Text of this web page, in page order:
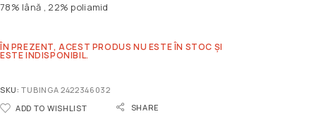
78% lână , 22% poliamid
ÎN PREZENT, ACEST PRODUS NU ESTE ÎN STOC ȘI
ESTE INDISPONIBIL.
SKU:TUBINGA 2422346032
ADD TO WISHLIST
SHARE